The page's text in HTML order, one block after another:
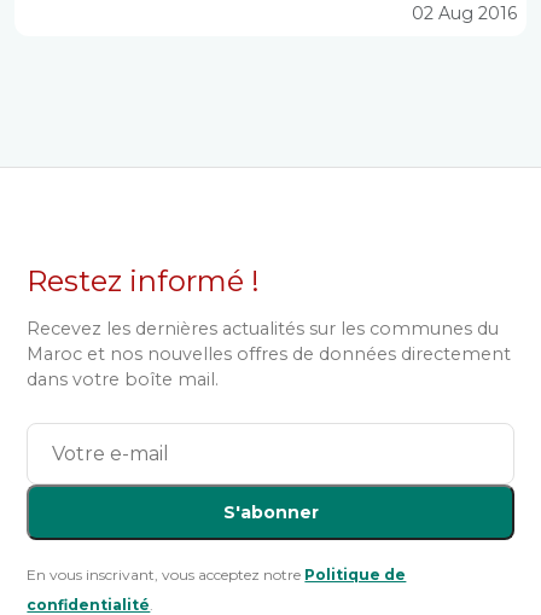
02 Aug 2016
Restez informé !
Recevez les dernières actualités sur les communes du
Maroc et nos nouvelles offres de données directement
dans votre boîte mail.
S'abonner
En vous inscrivant, vous acceptez notre Politique de
confidentialité